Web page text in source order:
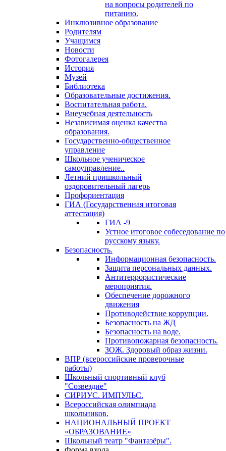
на вопросы родителей по
питанию.
Инклюзивное образование
Родителям
Учащимся
Новости
Фотогалерея
История
Музей
Библиотека
Образовательные достижения.
Воспитательная работа.
Внеучебная деятельность
Независимая оценка качества
образования.
Государственно-общественное
управление
Школьное ученическое
самоуправление..
Летний пришкольный
оздоровительный лагерь
Профориентация
ГИА (Государственная итоговая
аттестация)
ГИА -9
Устное итоговое собеседование по
русскому языку.
Безопасность.
Информационная безопасность.
Защита персональных данных.
Антитеррористические
мероприятия.
Обеспечение дорожного
движения
Противодействие коррупции.
Безопасность на ЖД
Безопасность на воде.
Противопожарная безопасность.
ЗОЖ. Здоровый образ жизни.
ВПР (всероссийские проверочные
работы)
Школьный спортивный клуб
"Созвездие"
СИРИУС. ИМПУЛЬС.
Всероссийская олимпиада
школьников.
НАЦИОНАЛЬНЫЙ ПРОЕКТ
«ОБРАЗОВАНИЕ»
Школьный театр "Фантазёры".